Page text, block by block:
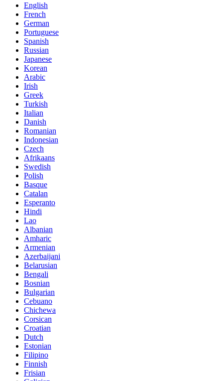
English
French
German
Portuguese
Spanish
Russian
Japanese
Korean
Arabic
Irish
Greek
Turkish
Italian
Danish
Romanian
Indonesian
Czech
Afrikaans
Swedish
Polish
Basque
Catalan
Esperanto
Hindi
Lao
Albanian
Amharic
Armenian
Azerbaijani
Belarusian
Bengali
Bosnian
Bulgarian
Cebuano
Chichewa
Corsican
Croatian
Dutch
Estonian
Filipino
Finnish
Frisian